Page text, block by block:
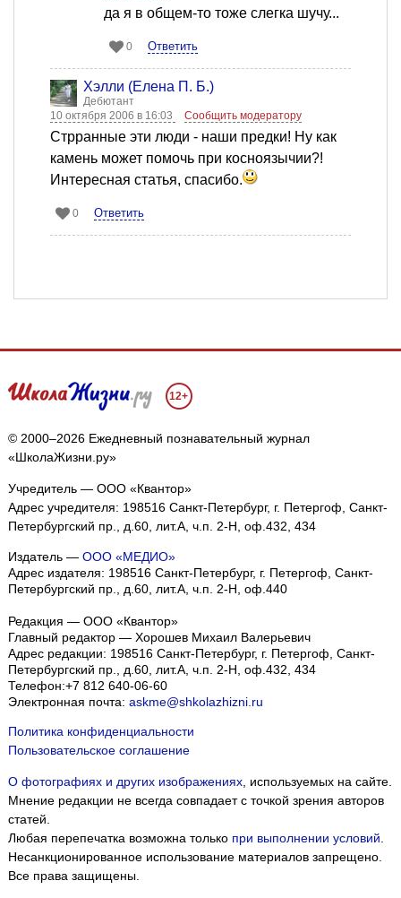
да я в общем-то тоже слегка шучу...
0 Ответить
Хэлли (Елена П. Б.)
Дебютант
10 октября 2006 в 16:03
Сообщить модератору
Стрранные эти люди - наши предки! Ну как
камень может помочь при косноязычии?!
Интересная статья, спасибо.
0 Ответить
12+
© 2000–2026 Ежедневный познавательный журнал
«ШколаЖизни.ру»
Учредитель — ООО «Квантор»
Адрес учредителя: 198516 Санкт-Петербург, г. Петергоф, Санкт-
Петербургский пр., д.60, лит.А, ч.п. 2-Н, оф.432, 434
Издатель — ООО «МЕДИО»
Адрес издателя: 198516 Санкт-Петербург, г. Петергоф, Санкт-
Петербургский пр., д.60, лит.А, ч.п. 2-Н, оф.440
Редакция — ООО «Квантор»
Главный редактор — Хорошев Михаил Валерьевич
Адрес редакции: 198516 Санкт-Петербург, г. Петергоф, Санкт-
Петербургский пр., д.60, лит.А, ч.п. 2-Н, оф.432, 434
Телефон:+7 812 640-06-60
Электронная почта: askme@shkolazhizni.ru
Политика конфиденциальности
Пользовательское соглашение
О фотографиях и других изображениях, используемых на сайте.
Мнение редакции не всегда совпадает с точкой зрения авторов
статей.
Любая перепечатка возможна только при выполнении условий.
Несанкционированное использование материалов запрещено.
Все права защищены.